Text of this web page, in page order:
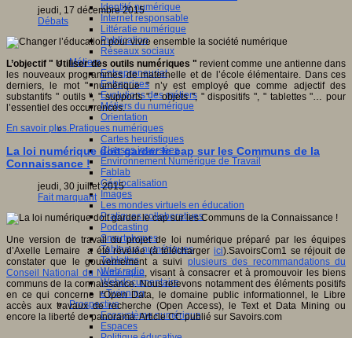
Identité numérique
Internet responsable
Littératie numérique
Publication
Réseaux sociaux
Métiers
Entrepreneuriat
Entreprises
Evolutions des métiers
Métiers du numérique
Orientation
Pratiques numériques
Cartes heuristiques
Classes inversées
Environnement Numérique de Travail
Fablab
Géolocalisation
Images
Les mondes virtuels en éducation
Pratiques collaboratives
Podcasting
Smartphones
Tableaux numériques
Tablettes
Web radio
Webdocumentaire
eTwinning
Prospective
Ecosystème numérique
Espaces
jeudi, 17 décembre 2015
Débats
L’objectif " Utiliser des outils numériques " revient comme une antienne dans
les nouveaux programmes de maternelle et de l’école élémentaire. Dans ces
derniers, le mot " numérique " n’y est employé que comme adjectif des
substantifs " outils ", " supports ", " objets ", " dispositifs ", " tablettes "… pour
l’essentiel des occurrences.
En savoir plus...
La loi numérique doit garder le cap sur les Communs de la
Connaissance !
jeudi, 30 juillet 2015
Fait marquant
Une version de travail du projet de loi numérique préparé par les équipes
d’Axelle Lemaire a été révélée (à téléchargerici).SavoirsCom1 se réjouit de
constater que le gouvernement a suivi plusieurs des recommandations du
Conseil National du Numérique, visant à consacrer et à promouvoir les biens
communs de la connaissance. Nous relevons notamment des éléments positifs
en ce qui concerne l’Open Data, le domaine public informationnel, le Libre
accès aux travaux de recherche (Open Access), le Text et Data Mining ou
encore la liberté de panorama. Article CC publié sur Savoirs.com